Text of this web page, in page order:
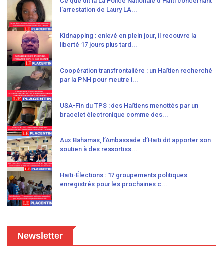
l'arrestation de Laury LA...
Kidnapping : enlevé en plein jour, il recouvre la
liberté 17 jours plus tard...
Coopération transfrontalière : un Haïtien recherché
par la PNH pour meutre i...
USA-Fin du TPS : des Haïtiens menottés par un
bracelet électronique comme des...
Aux Bahamas, l’Ambassade d’Haïti dit apporter son
soutien à des ressortiss...
Haïti-Élections : 17 groupements politiques
enregistrés pour les prochaines c...
Newsletter